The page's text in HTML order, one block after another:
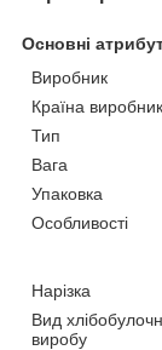
Основні
Виробник
Країна виробник
Тип
Вага
Упаковка
Особливості
Нарізка
Вид
виробу